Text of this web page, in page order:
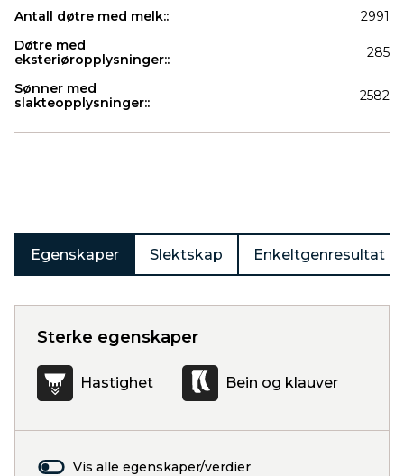
Antall døtre med melk::
2991
Døtre med
eksteriøropplysninger::
285
Sønner med
slakteopplysninger::
2582
Egenskaper Slektskap Enkeltgenresultat
Sterke egenskaper
Hastighet Bein og klauver
Vis alle egenskaper/verdier